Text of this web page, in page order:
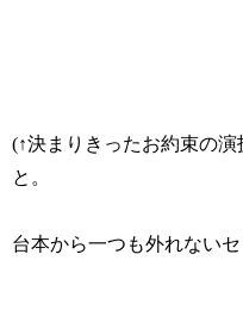
(↑決まりきったお約束の演
と。
台本から一つも外れないセ